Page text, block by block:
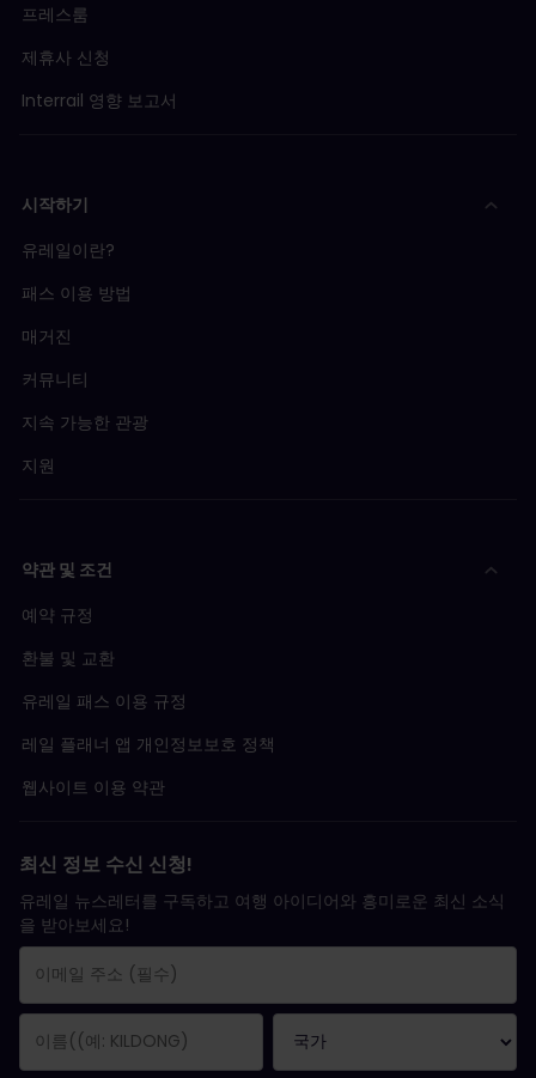
프레스룸
제휴사 신청
Interrail 영향 보고서
시작하기
유레일이란?
패스 이용 방법
매거진
커뮤니티
지속 가능한 관광
지원
약관 및 조건
예약 규정
환불 및 교환
유레일 패스 이용 규정
레일 플래너 앱 개인정보보호 정책
웹사이트 이용 약관
최신 정보 수신 신청!
유레일 뉴스레터를 구독하고 여행 아이디어와 흥미로운 최신 소식
을 받아보세요!